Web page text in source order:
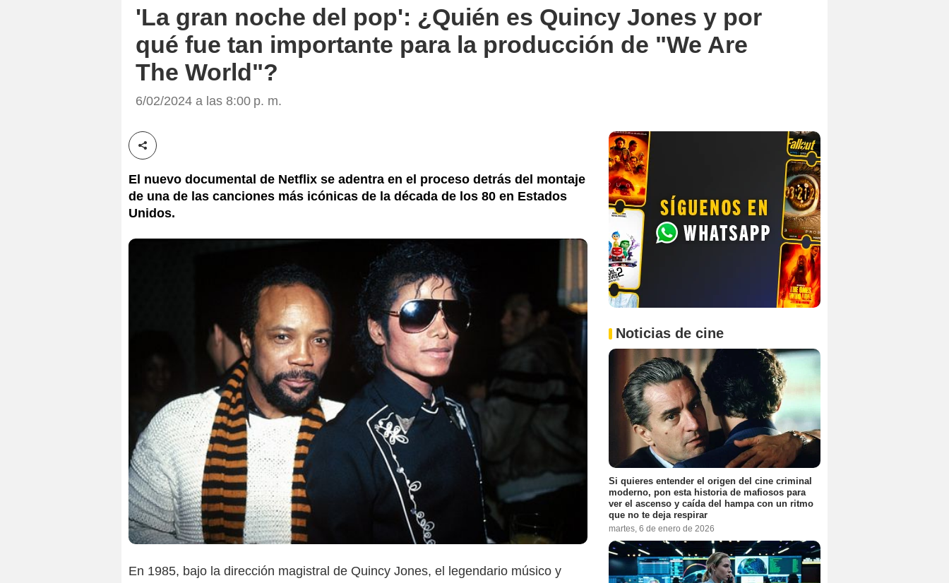
'La gran noche del pop': ¿Quién es Quincy Jones y por
qué fue tan importante para la producción de "We Are
The World"?
6/02/2024 a las 8:00 p. m.
Compartir esta noticia
El nuevo documental de Netflix se adentra en el proceso detrás del montaje
de una de las canciones más icónicas de la década de los 80 en Estados
Unidos.
En 1985, bajo la dirección magistral de Quincy Jones, el legendario músico y
Noticias de cine
Si quieres entender el origen del cine criminal
moderno, pon esta historia de mafiosos para
ver el ascenso y caída del hampa con un ritmo
que no te deja respirar
martes, 6 de enero de 2026